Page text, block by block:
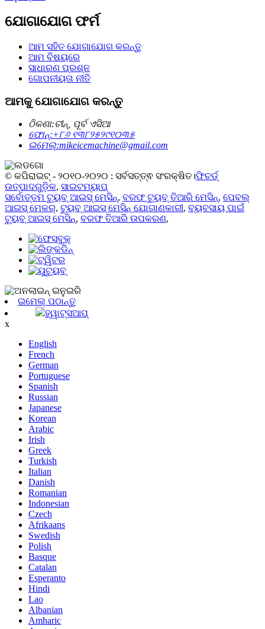
ଯୋଗାଯୋଗ ଫର୍ମ
ଆମ ସହିତ ଯୋଗାଯୋଗ କରନ୍ତୁ
ଆମ ବିଷୟରେ
ସାଧାରଣ ପ୍ରଶ୍ନ
ଗୋପନୀୟତା ନୀତି
ଆମକୁ ଯୋଗାଯୋଗ କରନ୍ତୁ
ଠିକଣା:ଚୀନ୍, ପୂର୍ବ ଏସିଆ
ଫୋନ୍:+୮୬ ୧୩୮୨୫୨୯୧୦୩୫
ଇମେଲ୍:mikeicemachine@gmail.com
© କପିରାଇଟ୍ - ୨୦୧୦-୨୦୨୦ : ସର୍ବସତ୍ତ୍ଵ ସଂରକ୍ଷିତ।ଫିଚର୍ଡ୍
ଉତ୍ପାଦଗୁଡ଼ିକ, ସାଇଟମ୍ୟାପ୍
ସର୍ବୋତ୍ତମ ଟ୍ୟୁବ୍ ଆଇସ୍ ମେସିନ୍, ବରଫ ଟ୍ୟୁବ୍ ତିଆରି ମେସିନ୍, ପେବଲ୍
ଆଇସ୍ ମେକର୍, ଟ୍ୟୁବ୍ ଆଇସ୍ ମେସିନ୍ ଯୋଗାଣକାରୀ, ବ୍ୟବସାୟ ପାଇଁ
ଟ୍ୟୁବ୍ ଆଇସ୍ ମେସିନ୍, ବରଫ ତିଆରି ଉପକରଣ,
ଇମେଲ୍ ପଠାନ୍ତୁ
ହ୍ୱାଟ୍ସଆପ୍
x
English
French
German
Portuguese
Spanish
Russian
Japanese
Korean
Arabic
Irish
Greek
Turkish
Italian
Danish
Romanian
Indonesian
Czech
Afrikaans
Swedish
Polish
Basque
Catalan
Esperanto
Hindi
Lao
Albanian
Amharic